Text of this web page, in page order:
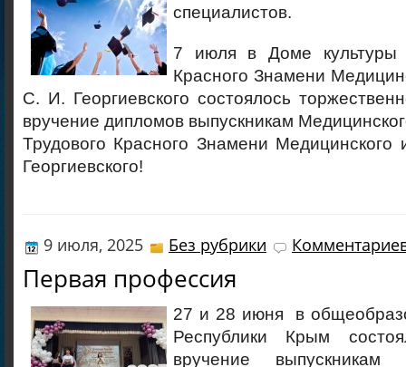
специалистов.
7 июля в Доме культуры
Красного Знамени
С. И. Георгиевского состоялось
вручение дипломов выпускникам
Трудового Красного Знамени
Георгиевского!
9 июля, 2025 Без рубрики
Первая профессия
27 и 28 июня в
Республики Крым
вручение выпускникам